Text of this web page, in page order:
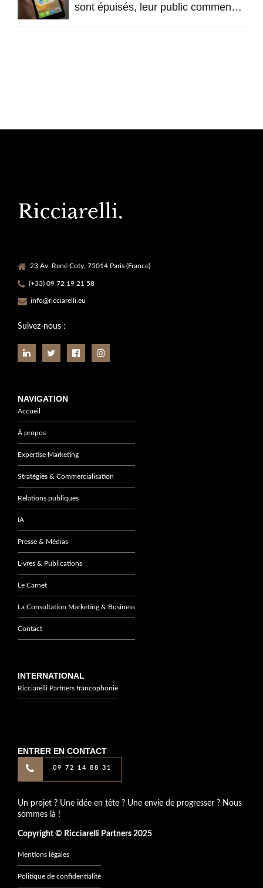
sont épuisés, leur public commence
23 Av. René Coty, 75014 Paris (France)
(+33) 09 72 19 21 58
info@ricciarelli.eu
Suivez-nous :
NAVIGATION
Accueil
À propos
Expertise Marketing
Stratégies & Commercialisation
Relations publiques
IA
Presse & Médias
Livres & Publications
Le Carnet
La Consultation Marketing & Business
Contact
INTERNATIONAL
Ricciarelli Partners francophonie
ENTRER EN CONTACT
09 72 14 88 31
Un projet ? Une idée en tête ? Une envie de progresser ? Nous
sommes là !
Copyright © Ricciarelli Partners 2025
Mentions légales
Politique de confidentialité